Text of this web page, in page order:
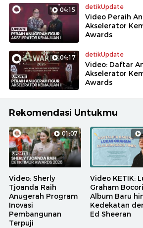
04:15 detikUpdate
Video Peraih
Akselerator
Awards
04:17 detikUpdate
Video: Daftar
Akselerator
Awards
Rekomendasi Untukmu
01:07
Video: Sherly
Tjoanda Raih
Anugerah Program
Inovasi
Pembangunan
Terpuji
Video KETIK:
Graham
Album Baru
Kedekatan
Ed Sheeran